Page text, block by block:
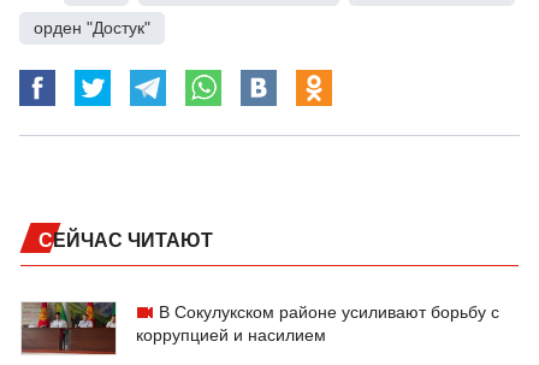
орден "Достук"
СЕЙЧАС ЧИТАЮТ
В Сокулукском районе усиливают борьбу с
коррупцией и насилием